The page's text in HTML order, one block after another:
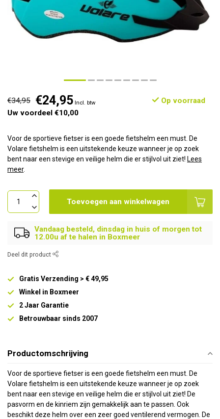
€34,95 €24,95 Incl. btw
Op voorraad
Uw voordeel €10,00
Voor de sportieve fietser is een goede fietshelm een must. De
Volare fietshelm is een uitstekende keuze wanneer je op zoek
bent naar een stevige en veilige helm die er stijlvol uit ziet! Lees
meer.
Toevoegen aan winkelwagen
Vandaag besteld, dinsdag in huis of morgen tot
12.00u af te halen in Boxmeer
Deel dit product
Gratis Verzending > € 49,95
Winkel in Boxmeer
2 Jaar Garantie
Betrouwbaar sinds 2007
Productomschrijving
Voor de sportieve fietser is een goede fietshelm een must. De
Volare fietshelm is een uitstekende keuze wanneer je op zoek
bent naar een stevige en veilige helm die er stijlvol uit ziet! De
pasvorm en de kinriem zijn gemakkelijk aan te passen. Ook
beschikt deze helm over een zeer goed ventilerend vermogen. De